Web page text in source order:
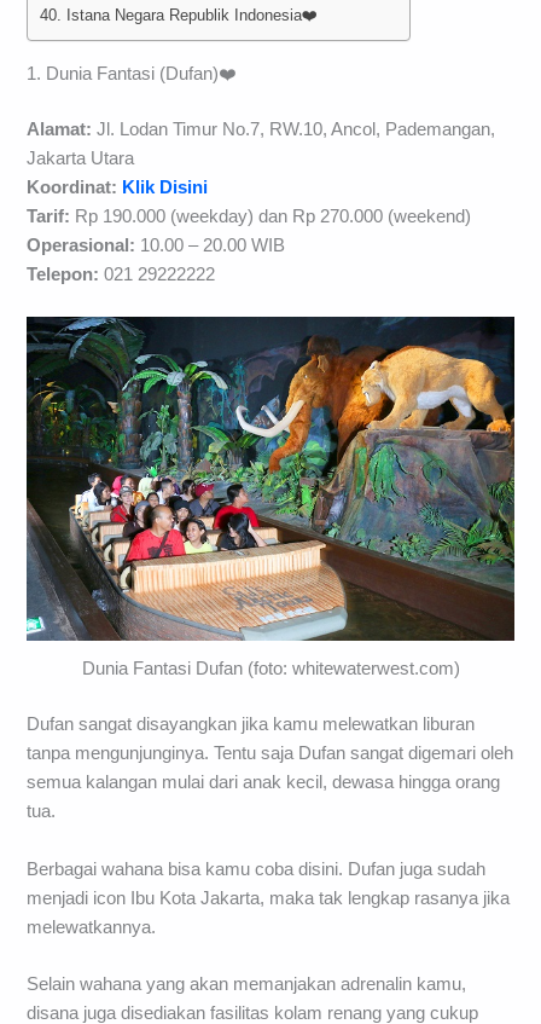
40. Istana Negara Republik Indonesia❤️
1. Dunia Fantasi (Dufan)❤️
Alamat:Jl. Lodan Timur No.7, RW.10, Ancol, Pademangan,
Jakarta Utara
Koordinat: Klik Disini
Tarif: Rp 190.000 (weekday) dan Rp 270.000 (weekend)
Operasional: 10.00 – 20.00 WIB
Telepon:021 29222222
Dunia Fantasi Dufan (foto: whitewaterwest.com)
Dufan sangat disayangkan jika kamu melewatkan liburan
tanpa mengunjunginya. Tentu saja Dufan sangat digemari oleh
semua kalangan mulai dari anak kecil, dewasa hingga orang
tua.
Berbagai wahana bisa kamu coba disini. Dufan juga sudah
menjadi icon Ibu Kota Jakarta, maka tak lengkap rasanya jika
melewatkannya.
Selain wahana yang akan memanjakan adrenalin kamu,
disana juga disediakan fasilitas kolam renang yang cukup